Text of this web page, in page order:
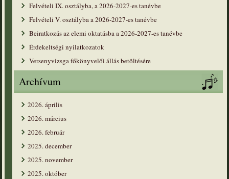
Felvételi IX. osztályba, a 2026-2027-es tanévbe
Felvételi V. osztályba a 2026-2027-es tanévbe
Beiratkozás az elemi oktatásba a 2026-2027-es tanévbe
Érdekeltségi nyilatkozatok
Versenyvizsga főkönyvelői állás betöltésére
Archívum
2026. április
2026. március
2026. február
2025. december
2025. november
2025. október